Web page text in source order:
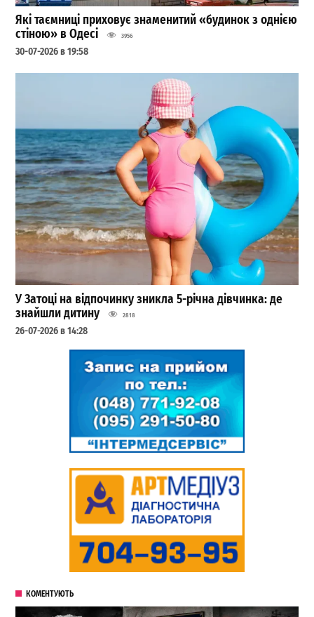
Які таємниці приховує знаменитий «будинок з однією
стіною» в Одесі
3956
30-07-2026 в 19:58
У Затоці на відпочинку зникла 5-річна дівчинка: де
знайшли дитину
2818
26-07-2026 в 14:28
КОМЕНТУЮТЬ